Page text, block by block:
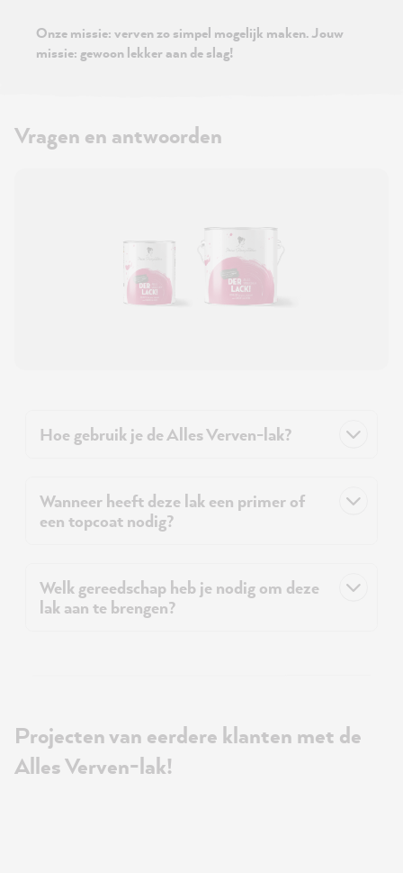
Onze missie: verven zo simpel mogelijk maken. Jouw
missie: gewoon lekker aan de slag!
Vragen en antwoorden
Hoe gebruik je de Alles Verven-lak?
Wanneer heeft deze lak een primer of
een topcoat nodig?
Welk gereedschap heb je nodig om deze
lak aan te brengen?
Projecten van eerdere klanten met de
Alles Verven-lak!